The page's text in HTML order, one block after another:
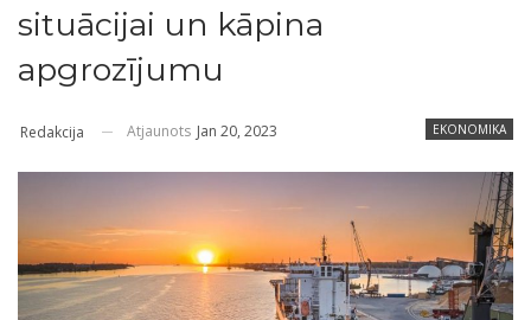
situācijai un kāpina
apgrozījumu
EKONOMIKA
Redakcija Atjaunots Jan 20, 2023